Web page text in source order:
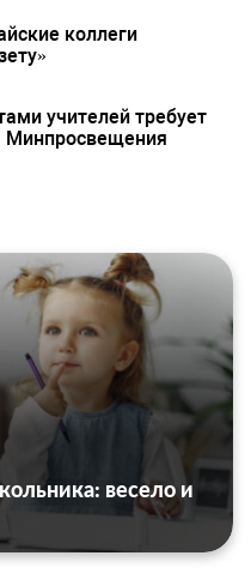
коллеги
учителей требует
Минпросвещения
весело и